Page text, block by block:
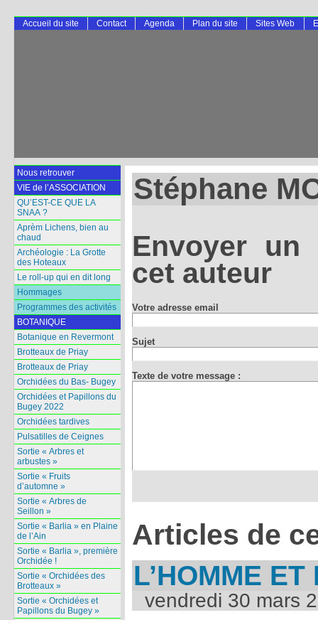
Stéphane
Envoyer un
cet auteur
Votre adresse email
Sujet
Texte de votre message :
Articles de
L’HOMME
vendredi 30 mars
Accueil du site Contact Agenda Plan du site Sites Web
Nous retrouver
VIE de l’ASSOCIATION
QU’EST-CE QUE LA
SNAA ?
Aprèm Lichens, bien au
chaud
Archéologie : La Grotte
des Hoteaux
Le roll-up qui en dit long
Hommages
Programmes des activités
BOTANIQUE
Botanique en Revermont
Brotteaux de Priay
Brotteaux de Priay
Orchidées du Bas- Bugey
Orchidées et Papillons du
Bugey 2022
Orchidées tardives
Pulsatilles de Ceignes
Sortie « Arbres et
arbustes »
Sortie « Fruits
d’automne »
Sortie « Arbres de
Seillon »
Sortie « Barlia » en Plaine
de l’Ain
Sortie « Barlia », première
Orchidée !
Sortie « Orchidées des
Brotteaux »
Sortie « Orchidées et
Papillons du Bugey »